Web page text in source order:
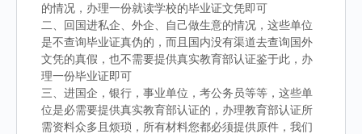
的情况，办理一份就读学校的毕业证文凭即可
二、回国进私企、外企、自己做生意的情况，这些单位
是不查询毕业证真伪的，而且国内没有渠道去查询国外
文凭的真假，也不需要提供真实教育部认证鉴于此，办
理一份毕业证即可
三、进国企，银行，事业单位，考公务员等等，这些单
位是必需要提供真实教育部认证的，办理教育部认证所
需资料众多且烦琐，所有材料您都必须提供原件，我们